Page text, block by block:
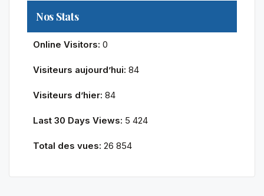
Nos Stats
Online Visitors: 0
Visiteurs aujourd’hui: 84
Visiteurs d’hier: 84
Last 30 Days Views: 5 424
Total des vues: 26 854